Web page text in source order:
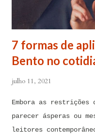
Maria, debaixo da
Arcanjo e do meu
contaminações,
7 formas de
Bento no
julho 11, 2021
Embora as restrições
parecer ásperas ou
leitores